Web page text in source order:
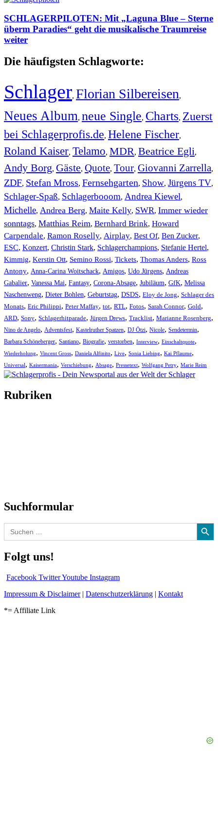
SCHLAGERPILOTEN: Mit „Laguna Blue – Sterne
überm Paradies“ geht die musikalische Traumreise
weiter
Die häufigsten Schlagworte:
Schlager, Florian Silbereisen,
Neues Album, neue Single, Charts, Zuerst
bei Schlagerprofis.de, Helene Fischer,
Roland Kaiser, Telamo, MDR, Beatrice Egli,
Andy Borg, Gäste, Quote, Tour, Giovanni Zarrella,
ZDF, Stefan Mross, Fernsehgarten, Show, Jürgens TV,
Schlager-Spaß, Schlagerbooom, Andrea Kiewel,
Michelle, Andrea Berg, Maite Kelly, SWR, Immer wieder
sonntags, Matthias Reim, Bernhard Brink, Howard
Carpendale, Ramon Roselly, Airplay, Best Of, Ben Zucker,
ESC, Konzert, Christin Stark, Schlagerchampions, Stefanie Hertel,
Kimmig, Kerstin Ott, Semino Rossi, Tickets, Thomas Anders, Ross
Antony, Anna-Carina Woitschack, Amigos, Udo Jürgens, Andreas
Gabalier, Vanessa Mai, Fantasy, Corona-Absage, Jubiläum, GfK, Melissa
Naschenweng, Dieter Bohlen, Geburtstag, DSDS, Eloy de Jong, Schlager des
Monats, Eric Philippi, Peter Maffay, tot, RTL, Fotos, Sarah Connor, Gold,
ARD, Sony, Schlagerhitparade, Jürgen Drews, Tracklist, Marianne Rosenberg,
Nino de Angelo, Adventsfest, Kastelruther Spatzen, DJ Ötzi, Nicole, Sendetermin,
Barbara Schöneberger, Santiano, Biografie, verstorben, Interview, Einschaltquote,
Wiederholung, Vincent Gross, Daniela Alfinito, Live, Sonia Liebing, Kai Pflaume,
Universal, Kaisermania, Verschiebung, Absage, Pressetext, Wolfgang Petry, Marie Reim
Rubriken
Suchformular
Search
for:
Search Button
Folgt uns!
Facebook TwitterYoutube Instagram
Impressum & Disclaimer| Datenschutzerklärung | Kontakt
*= Affiliate Link